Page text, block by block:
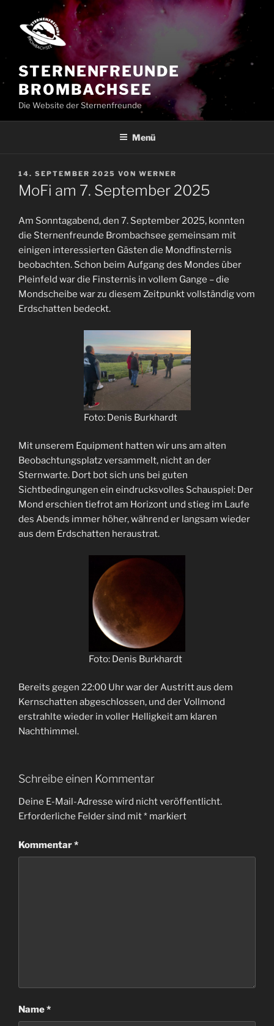
Inhalt
springen
STERNENFREUNDE
BROMBACHSEE
Die Website der Sternenfreunde
Menü
VERÖFFENTLICHT
AM
14. SEPTEMBER 2025 VON WERNER
MoFi am 7. September 2025
Am Sonntagabend, den 7. September 2025, konnten
die Sternenfreunde Brombachsee gemeinsam mit
einigen interessierten Gästen die Mondfinsternis
beobachten. Schon beim Aufgang des Mondes über
Pleinfeld war die Finsternis in vollem Gange – die
Mondscheibe war zu diesem Zeitpunkt vollständig vom
Erdschatten bedeckt.
Foto: Denis Burkhardt
Mit unserem Equipment hatten wir uns am alten
Beobachtungsplatz versammelt, nicht an der
Sternwarte. Dort bot sich uns bei guten
Sichtbedingungen ein eindrucksvolles Schauspiel: Der
Mond erschien tiefrot am Horizont und stieg im Laufe
des Abends immer höher, während er langsam wieder
aus dem Erdschatten heraustrat.
Foto: Denis Burkhardt
Bereits gegen 22:00 Uhr war der Austritt aus dem
Kernschatten abgeschlossen, und der Vollmond
erstrahlte wieder in voller Helligkeit am klaren
Nachthimmel.
Schreibe einen Kommentar
Deine E-Mail-Adresse wird nicht veröffentlicht.
Erforderliche Felder sind mit* markiert
Kommentar*
Name*